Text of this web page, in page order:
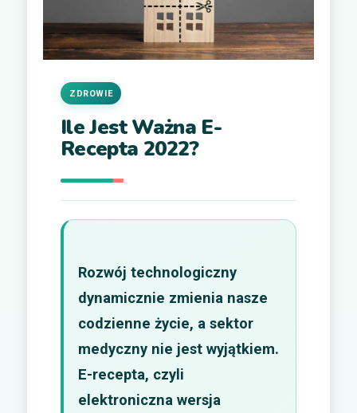
Ile Jest Ważna E-
Recepta 2022?
ZDROWIE
Rozwój technologiczny
dynamicznie zmienia nasze
codzienne życie, a sektor
medyczny nie jest wyjątkiem.
E-recepta, czyli
elektroniczna wersja